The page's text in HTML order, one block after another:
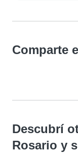
Comparte
Descubrí
Rosario y